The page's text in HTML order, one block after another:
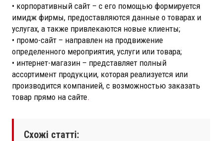
• корпоративный сайт – с его помощью формируется
имидж фирмы, предоставляются данные о товарах и
услугах, а также привлекаются новые клиенты;
• промо-сайт – направлен на продвижение
определенного мероприятия, услуги или товара;
• интернет-магазин – представляет полный
ассортимент продукции, которая реализуется или
производится компанией, с возможностью заказать
товар прямо на сайте.
Схожі статті: